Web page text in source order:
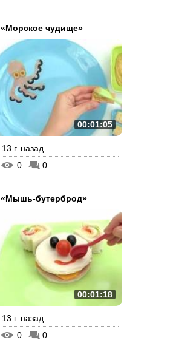
«Морское чудище»
00:01:05
13 г. назад
0
0
«Мышь-бутерброд»
00:01:18
13 г. назад
0
0